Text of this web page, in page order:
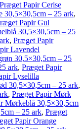
Præget Papir Cerise
30,5×30,5cm – 25 ark,
Papir Gul
30,5×30,5cm – 25
, Præget Papir
Lavendel
30,5×30,5cm – 25
ark, Præget Papir
Lyselilla
30,5×30,5cm – 25 ark,
, Præget Papir Mørk
Mørkeblå 30,5×30,5cm
– 25 ark, Præget
Papir Orange